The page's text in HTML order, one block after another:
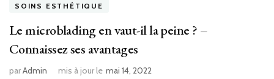
SOINS ESTHÉTIQUE
Le microblading en vaut-il la peine ? –
Connaissez ses avantages
parAdmin mis à jour le mai 14, 2022